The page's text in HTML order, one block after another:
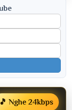
🎵 Nghe 24kbps